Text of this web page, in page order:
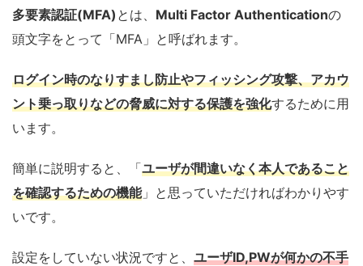
多要素認証(MFA) とは、 Multi Factor Authenticationの
頭文字をとって「MFA」と呼ばれます。
ログイン時のなりすまし防止やフィッシング攻撃、アカウ
ント乗っ取りなどの脅威に対する保護を強化するために用
います。
簡単に説明すると、「ユーザが間違いなく本人であること
を確認するための機能」と思っていただければわかりやす
いです。
設定をしていない状況ですと、 ユーザID,PWが何かの不手